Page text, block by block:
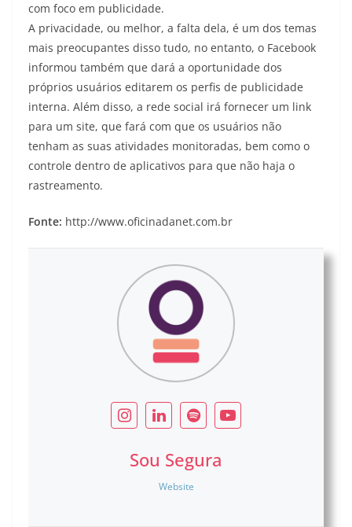
com foco em publicidade.
A privacidade, ou melhor, a falta dela, é um dos temas
mais preocupantes disso tudo, no entanto, o Facebook
informou também que dará a oportunidade dos
próprios usuários editarem os perfis de publicidade
interna. Além disso, a rede social irá fornecer um link
para um site, que fará com que os usuários não
tenham as suas atividades monitoradas, bem como o
controle dentro de aplicativos para que não haja o
rastreamento.
Fonte: http://www.oficinadanet.com.br
Sou Segura
Website